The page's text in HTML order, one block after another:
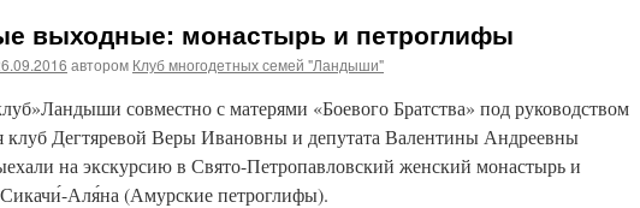
выходные: монастырь и петроглифы
автором Клуб многодетных семей "Ландыши"
совместно с матерями «Боевого Братства» под руководством
клуб Дегтяревой Веры Ивановны и депутата Валентины Андреевны
на экскурсию в Свято-Петропавловский женский монастырь и
Аля́на (Амурские петроглифы).